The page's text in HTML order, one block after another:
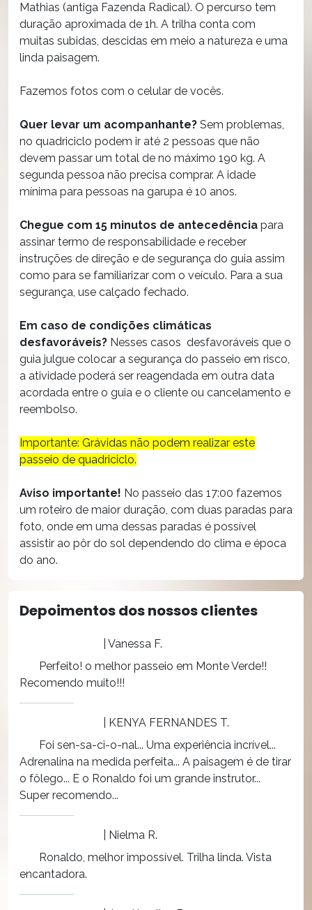
Mathias (antiga Fazenda Radical). O percurso tem
duração aproximada de 1h. A trilha conta com
muitas subidas, descidas em meio a natureza e uma
linda paisagem.
Fazemos fotos com o celular de vocês.
Quer levar um acompanhante? Sem problemas,
no quadriciclo podem ir até 2 pessoas que não
devem passar um total de no máximo 190 kg. A
segunda pessoa não precisa comprar. A idade
mínima para pessoas na garupa é 10 anos.
Chegue com 15 minutos de antecedência para
assinar termo de responsabilidade e receber
instruções de direção e de segurança do guia assim
como para se familiarizar com o veículo. Para a sua
segurança, use calçado fechado.
Em caso de condições climáticas
desfavoráveis? Nesses casos desfavoráveis que o
guia julgue colocar a segurança do passeio em risco,
a atividade poderá ser reagendada em outra data
acordada entre o guia e o cliente ou cancelamento e
reembolso.
Importante: Grávidas não podem realizar este
passeio de quadriciclo.
Aviso importante! No passeio das 17:00 fazemos
um roteiro de maior duração, com duas paradas para
foto, onde em uma dessas paradas é possível
assistir ao pôr do sol dependendo do clima e época
do ano.
Depoimentos dos nossos clientes
| Vanessa F.
Perfeito! o melhor passeio em Monte Verde!!
Recomendo muito!!!
| KENYA FERNANDES T.
Foi sen-sa-ci-o-nal... Uma experiência incrível...
Adrenalina na medida perfeita... A paisagem é de tirar
o fôlego... E o Ronaldo foi um grande instrutor...
Super recomendo...
| Nielma R.
Ronaldo, melhor impossível. Trilha linda. Vista
encantadora.